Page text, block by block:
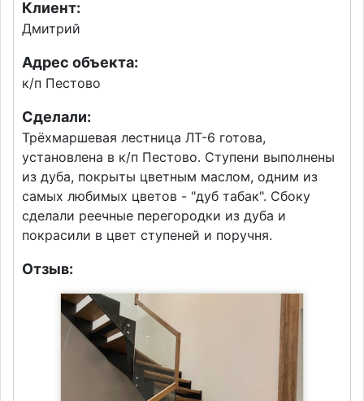
Клиент:
Дмитрий
Адрес объекта:
к/п Пестово
Сделали:
Трёхмаршевая лестница ЛТ-6 готова,
установлена в к/п Пестово. Ступени выполнены
из дуба, покрыты цветным маслом, одним из
самых любимых цветов - "дуб табак". Сбоку
сделали реечные перегородки из дуба и
покрасили в цвет ступеней и поручня.
Отзыв: